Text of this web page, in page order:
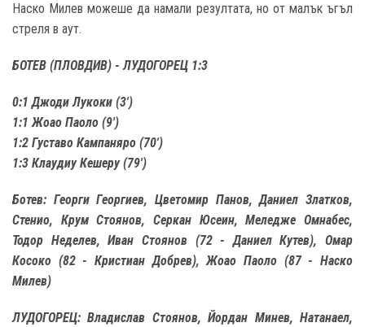
Наско Милев можеше да намали резултата, но от малък ъгъл
стреля в аут.
БОТЕВ (ПЛОВДИВ) - ЛУДОГОРЕЦ 1:3
0:1 Джоди Лукоки (3')
1:1 Жоао Паоло (9')
1:2 Густаво Кампаняро (70')
1:3 Клаудиу Кешеру (79')
Ботев: Георги Георгиев, Цветомир Панов, Даниел Златков,
Стенио, Крум Стоянов, Серкан Юсеин, Меледже Омнабес,
Тодор Неделев, Иван Стоянов (72 - Даниел Кутев), Омар
Косоко (82 - Кристиан Добрев), Жоао Паоло (87 - Наско
Милев)
ЛУДОГОРЕЦ: Владислав Стоянов, Йордан Минев, Натанаел,